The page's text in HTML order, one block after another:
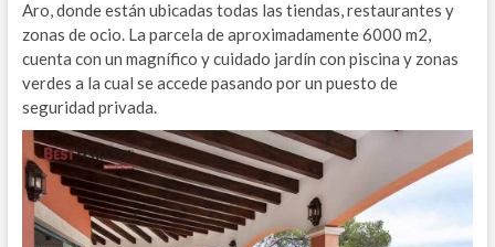
Aro, donde están ubicadas todas las tiendas, restaurantes y
zonas de ocio. La parcela de aproximadamente 6000 m2,
cuenta con un magnífico y cuidado jardín con piscina y zonas
verdes a la cual se accede pasando por un puesto de
seguridad privada.